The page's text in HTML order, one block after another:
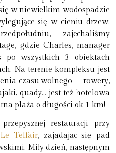
w niewielkim wodospadzie
się w cieniu drzew.
zajechaliśmy
gdzie Charles, manager
po wszystkich 3 obiektach
Na terenie kompleksu jest
czasu wolnego – rowery,
quady… jest też hotelowa
plaża o długości ok 1 km!
restauracji przy
Telfair, zajadając się pad
Miły dzień, następnym